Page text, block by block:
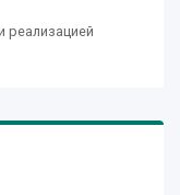
реализацией